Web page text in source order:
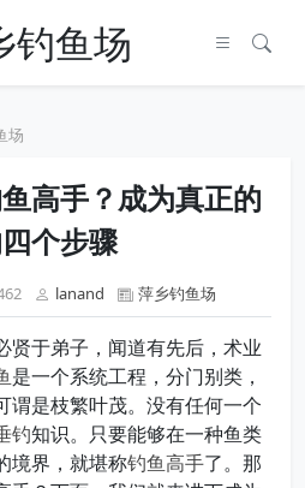
钓鱼场
场
高手？成为真正的
个步骤
lanand 萍乡钓鱼场
贤于弟子，闻道有先后，术业
是一个系统工程，分门别类，
谓是枝繁叶茂。没有任何一个
钓知识。只要能够在一种鱼类
境界，就堪称钓鱼高手了。那